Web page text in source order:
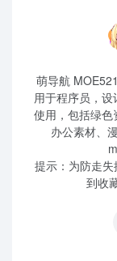
萌导航
用于程序员，
使用，包括绿色
办公素材、
提示：为防走
到收